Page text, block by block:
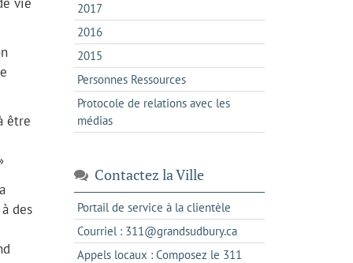
être
des
2017
2016
2015
Personnes Ressources
Protocole de relations avec les
médias
Contactez la Ville
Portail de service à la clientèles'ouvre
dans
un
nouvel
Courriel : 311@grandsudbury.cas'ouvre
dans
Appels locaux : Composez le 311